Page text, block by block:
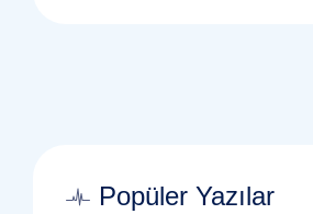
Popüler Yazılar